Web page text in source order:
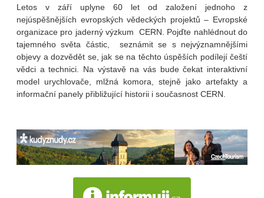
Letos v září uplyne 60 let od založení jednoho z
nejúspěšnějších evropských vědeckých projektů – Evropské
organizace pro jaderný výzkum CERN. Pojďte nahlédnout do
tajemného světa částic, seznámit se s nejvýznamnějšími
objevy a dozvědět se, jak se na těchto úspěších podílejí čeští
vědci a technici. Na výstavě na vás bude čekat interaktivní
model urychlovače, mlžná komora, stejně jako artefakty a
informační panely přibližující historii i současnost CERN.